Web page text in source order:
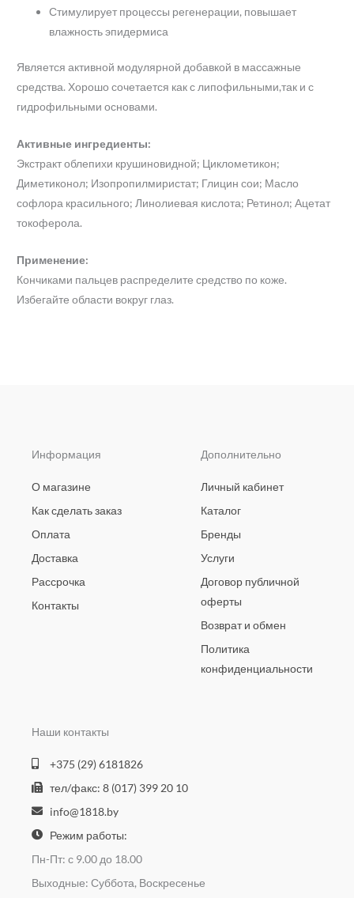
Стимулирует процессы регенерации, повышает
влажность эпидермиса
Является активной модулярной добавкой в массажные
средства. Хорошо сочетается как с липофильными,так и с
гидрофильными основами.
Активные ингредиенты:
Экстракт облепихи крушиновидной; Циклометикон;
Диметиконол; Изопропилмиристат; Глицин сои; Масло
софлора красильного; Линолиевая кислота; Ретинол; Ацетат
токоферола.
Применение:
Кончиками пальцев распределите средство по коже.
Избегайте области вокруг глаз.
Информация
О магазине
Как сделать заказ
Оплата
Доставка
Рассрочка
Контакты
Дополнительно
Личный кабинет
Каталог
Бренды
Услуги
Договор публичной
оферты
Возврат и обмен
Политика
конфиденциальности
Наши контакты
+375 (29) 6181826
тел/факс: 8 (017) 399 20 10
info@1818.by
Режим работы:
Пн-Пт: с 9.00 до 18.00
Выходные: Суббота, Воскресенье